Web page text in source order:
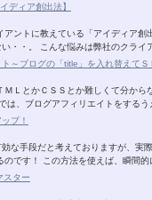
ディア創出法】
「アイディア創出法」です。 ★あ～企画を考えな
イベントを作りたい！でもアイディアが出ない・・
～ブログの「title」を入れ替えて
！！ と、悩んでいませんか？ ここでは、ブログアフィリエイトを
プ！
な手段だと考えておりますが、実
す。 しかも、集まるアクセスには意味があるので
スター